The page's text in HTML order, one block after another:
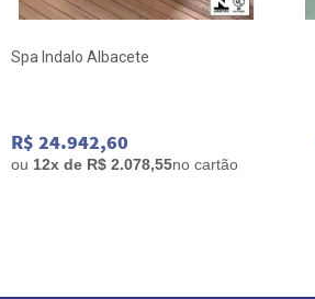
Spa Indalo Albacete
R$ 24.942,60
ou 12x de R$ 2.078,55no cartão